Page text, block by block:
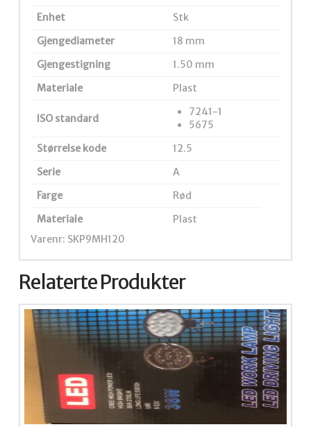
Enhet
Stk
Gjengediameter
18 mm
Gjengestigning
1.50 mm
Materiale
Plast
ISO standard
7241-1
5675
Størrelse kode
12.5
Serie
A
Farge
Rød
Materiale
Plast
Varenr: SKP9MH120
Relaterte Produkter